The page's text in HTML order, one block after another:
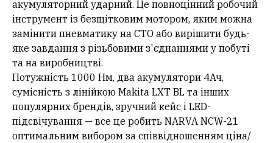
акумуляторний ударний. Це повноцінний робочий
інструмент із безщітковим мотором, яким можна
замінити пневматику на СТО або вирішити будь-
яке завдання з різьбовими з'єднаннями у побуті
та на виробництві.
Потужність 1000 Нм, два акумулятори 4Ач,
сумісність з лінійкою Makita LXT BL та інших
популярних брендів, зручний кейс і LED-
підсвічування — все це робить NARVA NCW-21
оптимальним вибором за співвідношенням ціна/